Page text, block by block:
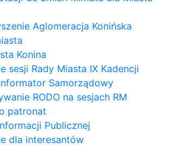
Aglomeracja Konińska
Konina
sesji Rady Miasta IX Kadencji
Samorządowy
RODO na sesjach RM
patronat
Publicznej
dla interesantów